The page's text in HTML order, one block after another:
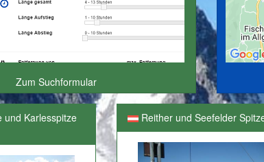
Zum Suchformular
und Karlesspitze
Reither und Seefelder